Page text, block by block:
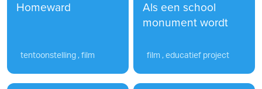
Homeward
tentoonstelling , film
Als een school
monument wordt
film , educatief project